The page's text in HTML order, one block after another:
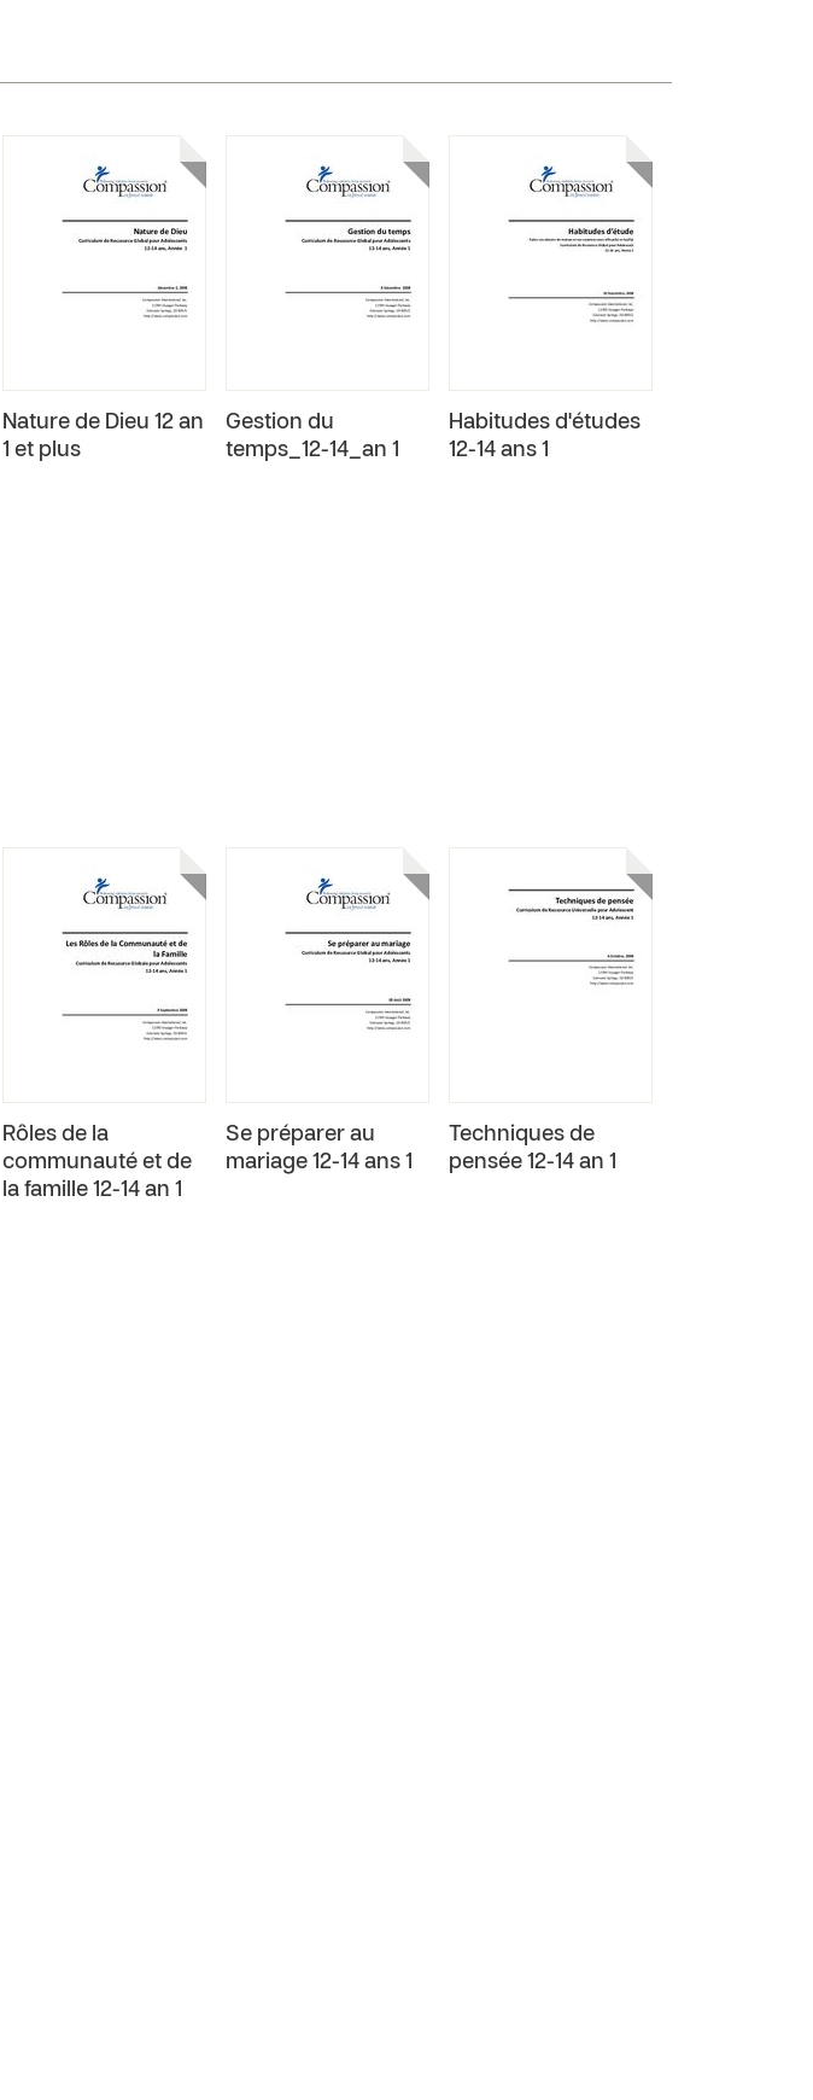
Nature de Dieu 12 an
1 et plus
Gestion du
temps_12-14_an 1
Habitudes d'études
12-14 ans 1
Rôles de la
communauté et de
la famille 12-14 an 1
Se préparer au
mariage 12-14 ans 1
Techniques de
pensée 12-14 an 1